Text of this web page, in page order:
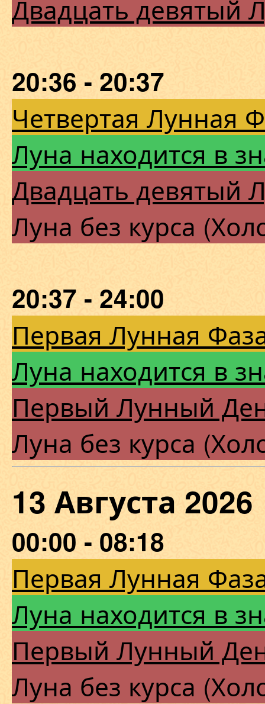
Двадцать девятый
20:36 - 20:37
Четвертая Лунная
Луна находится в
Двадцать девятый
Луна без курса
20:37 - 24:00
Первая Лунная
Луна находится в
Первый Лунный
Луна без курса
13 Августа
00:00 - 08:18
Первая Лунная
Луна находится в
Первый Лунный
Луна без курса